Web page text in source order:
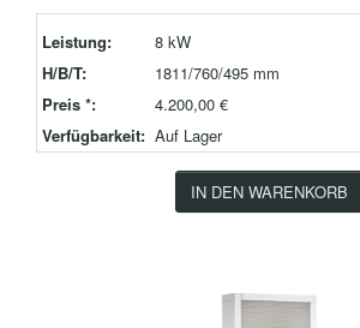
Leistung:
8 kW
H/B/T:
1811/760/495 mm
Preis *:
4.200,00 €
Verfügbarkeit: Auf Lager
IN DEN WARENKORB